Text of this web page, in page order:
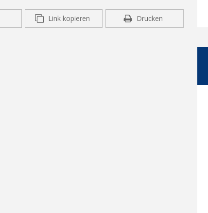
Link kopieren Drucken